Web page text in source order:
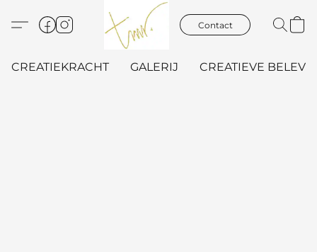
Contact
CREATIEKRACHT GALERIJ CREATIEVE